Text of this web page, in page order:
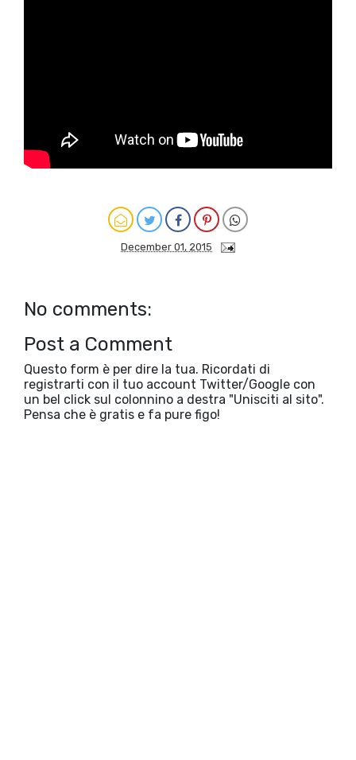
December 01, 2015
No comments:
Post a Comment
Questo form è per dire la tua. Ricordati di
registrarti con il tuo account Twitter/Google con
un bel click sul colonnino a destra "Unisciti al sito".
Pensa che è gratis e fa pure figo!